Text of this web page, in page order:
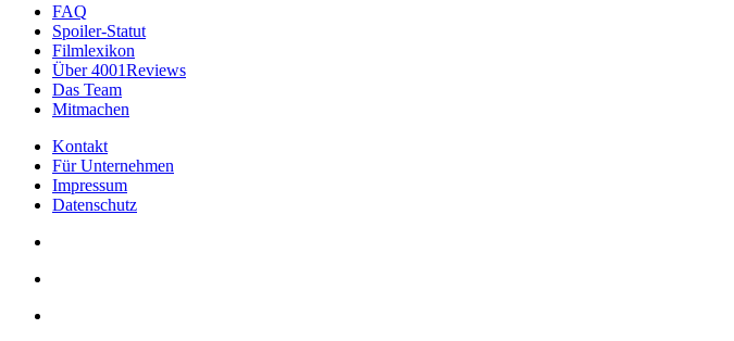
FAQ
Spoiler-Statut
Filmlexikon
Über 4001Reviews
Das Team
Mitmachen
Kontakt
Für Unternehmen
Impressum
Datenschutz